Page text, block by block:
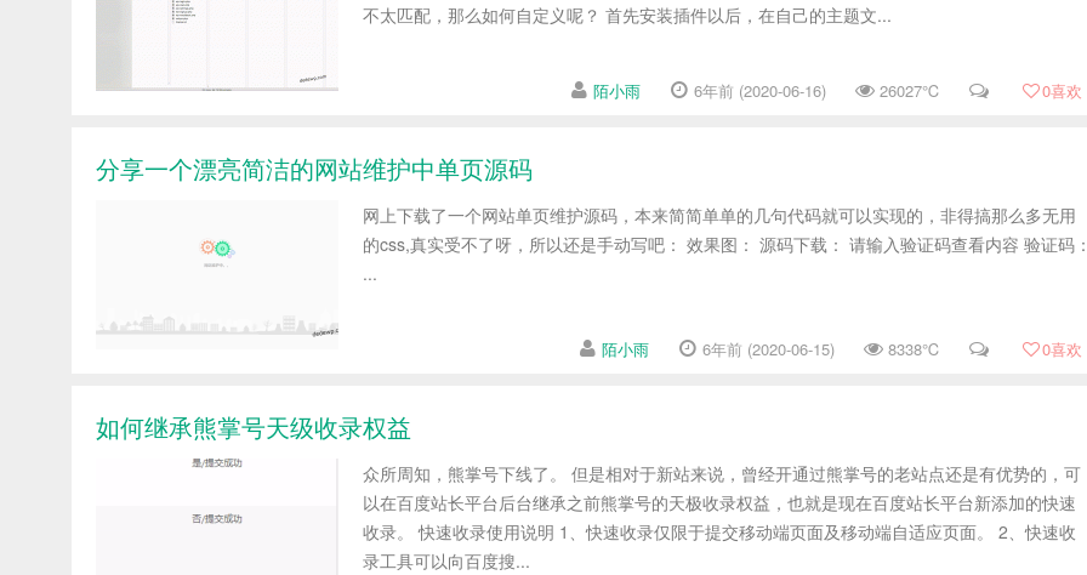
不太匹配，那么如何自定义呢？ 首先安装插件以后，在自己的主题文...
陌小雨 6年前 (2020-06-16) 26027℃ 0喜欢
分享一个漂亮简洁的网站维护中单页源码
网上下载了一个网站单页维护源码，本来简简单单的几句代码就可以实现的，非得搞那么多无用
的css,真实受不了呀，所以还是手动写吧： 效果图： 源码下载： 请输入验证码查看内容 验证码
...
陌小雨 6年前 (2020-06-15) 8338℃ 0喜欢
如何继承熊掌号天级收录权益
众所周知，熊掌号下线了。 但是相对于新站来说，曾经开通过熊掌号的老站点还是有优势的，可
以在百度站长平台后台继承之前熊掌号的天极收录权益，也就是现在百度站长平台新添加的快速
收录。 快速收录使用说明 1、快速收录仅限于提交移动端页面及移动端自适应页面。 2、快速收
录工具可以向百度搜...